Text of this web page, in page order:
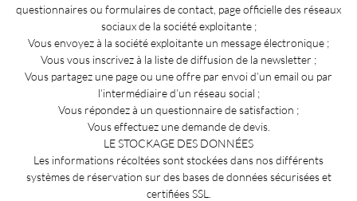
questionnaires ou formulaires de contact, page officielle des réseaux
sociaux de la société exploitante ;
Vous envoyez à la société exploitante un message électronique ;
Vous vous inscrivez à la liste de diffusion de la newsletter ;
Vous partagez une page ou une offre par envoi d’un email ou par
l’intermédiaire d’un réseau social ;
Vous répondez à un questionnaire de satisfaction ;
Vous effectuez une demande de devis.
LE STOCKAGE DES DONNÉES
Les informations récoltées sont stockées dans nos différents
systèmes de réservation sur des bases de données sécurisées et
certifiées SSL.